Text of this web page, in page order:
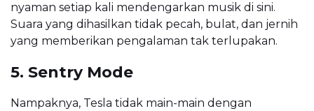
nyaman setiap kali mendengarkan musik di sini.
Suara yang dihasilkan tidak pecah, bulat, dan jernih
yang memberikan pengalaman tak terlupakan.
5. Sentry Mode
Nampaknya, Tesla tidak main-main dengan